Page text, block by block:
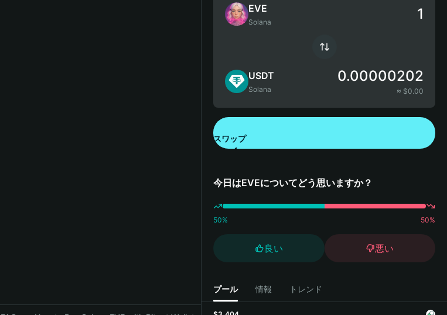
EVE
Solana
USDT
Solana
0.00000202
≈ $0.00
スワップ
今日はEVEについてどう思いますか？
50% 50%
良い 悪い
プール 情報 トレンド